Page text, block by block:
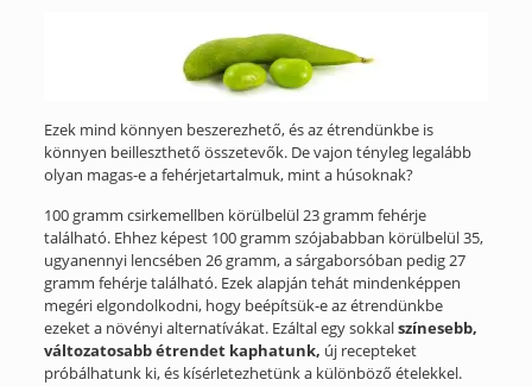
Ezek mind könnyen beszerezhető, és az étrendünkbe is
könnyen beilleszthető összetevők. De vajon tényleg legalább
olyan magas-e a fehérjetartalmuk, mint a húsoknak?
100 gramm csirkemellben körülbelül 23 gramm fehérje
található. Ehhez képest 100 gramm szójababban körülbelül 35,
ugyanennyi lencsében 26 gramm, a sárgaborsóban pedig 27
gramm fehérje található. Ezek alapján tehát mindenképpen
megéri elgondolkodni, hogy beépítsük-e az étrendünkbe
ezeket a növényi alternatívákat. Ezáltal egy sokkalszínesebb,
változatosabb étrendet kaphatunk, új recepteket
próbálhatunk ki, és kísérletezhetünk a különböző ételekkel.